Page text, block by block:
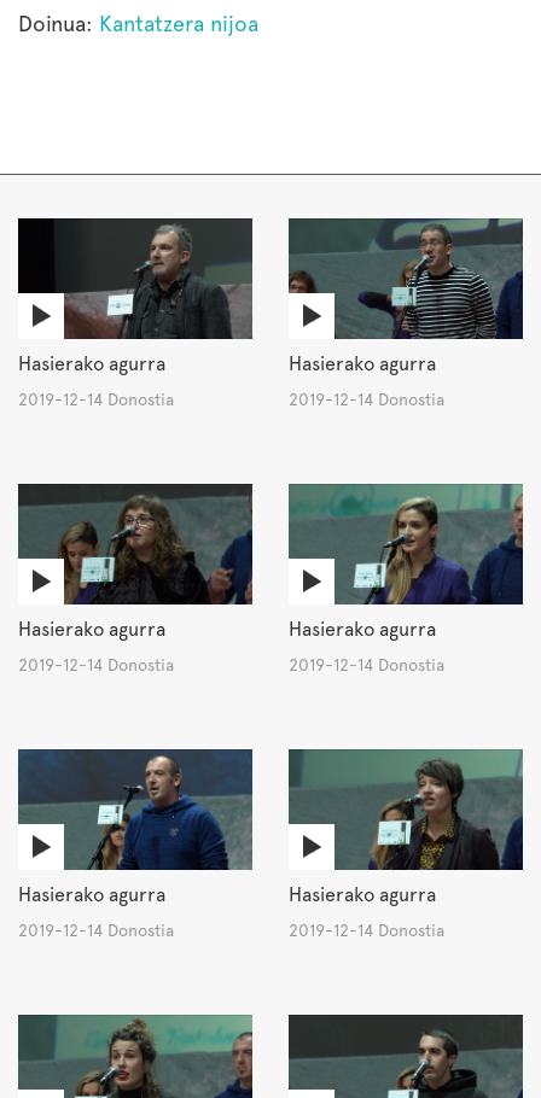
Doinua: Kantatzera nijoa
Hasierako agurra
2019-12-14 Donostia
Hasierako agurra
2019-12-14 Donostia
Hasierako agurra
2019-12-14 Donostia
Hasierako agurra
2019-12-14 Donostia
Hasierako agurra
2019-12-14 Donostia
Hasierako agurra
2019-12-14 Donostia